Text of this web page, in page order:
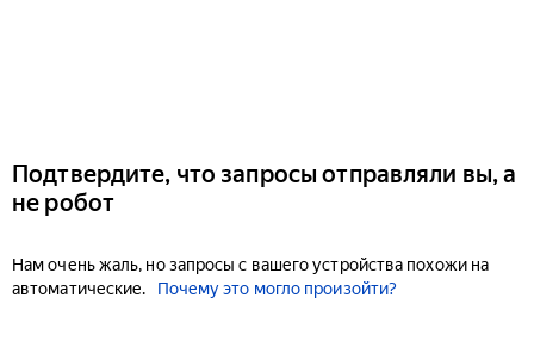
Подтвердите, что запросы отправляли вы, а
не робот
Нам очень жаль, но запросы с вашего устройства похожи на
автоматические.
Почему это могло произойти?